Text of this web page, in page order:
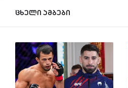
ცხელი ამბები